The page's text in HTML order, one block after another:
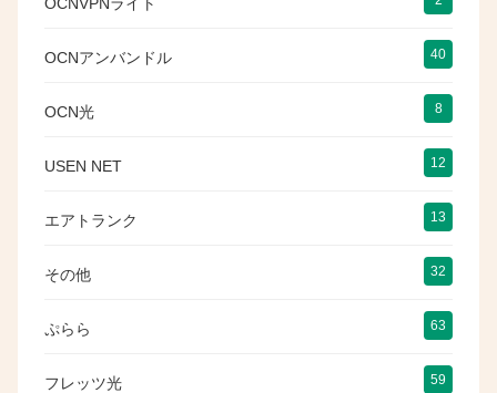
OCNアンバンドル 40
OCN光 8
USEN NET 12
エアトランク 13
その他 32
ぷらら 63
フレッツ光 59